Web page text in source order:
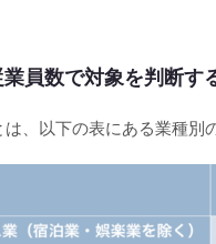
員数で対象を判断す
は、以下の表にある業種別